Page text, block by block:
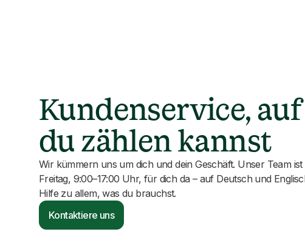
Kundenservice,
du zählen kannst
Wir kümmern uns um dich und dein Geschäft. Unser Team
Freitag, 9:00–17:00 Uhr, für dich da – auf Deutsch und
Hilfe zu allem, was du brauchst.
Kontaktiere uns